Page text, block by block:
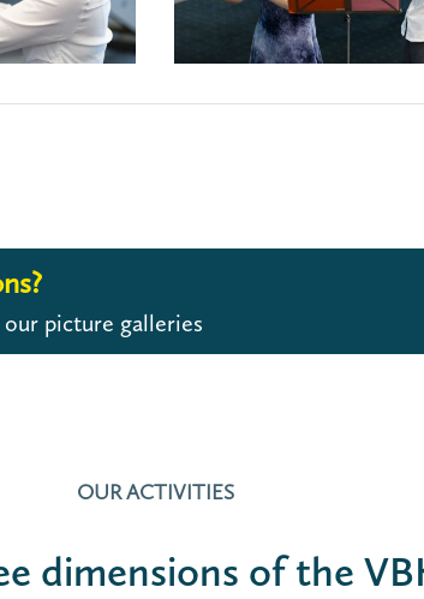
picture galleries
OUR ACTIVITIES
dimensions of the